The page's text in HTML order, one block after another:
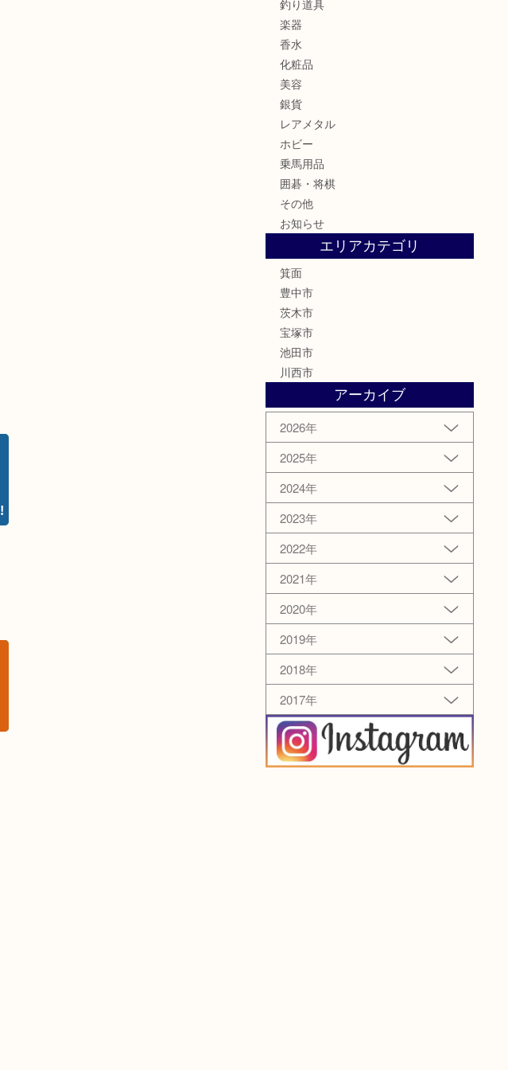
釣り道具
楽器
香水
化粧品
美容
銀貨
レアメタル
ホビー
乗馬用品
囲碁・将棋
その他
お知らせ
エリアカテゴリ
箕面
豊中市
茨木市
宝塚市
池田市
川西市
アーカイブ
2026年
2025年
2024年
2023年
2022年
2021年
2020年
2019年
2018年
2017年